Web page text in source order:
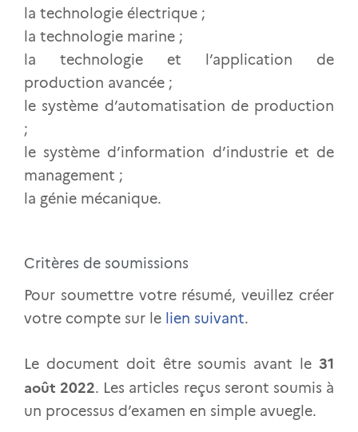
la technologie électrique ;
la technologie marine ;
la technologie et l’application de
production avancée ;
le système d’automatisation de production
;
le système d’information d’industrie et de
management ;
la génie mécanique.
Critères de soumissions
Pour soumettre votre résumé, veuillez créer
votre compte sur le lien suivant.
Le document doit être soumis avant le 31
août 2022. Les articles reçus seront soumis à
un processus d’examen en simple avuegle.